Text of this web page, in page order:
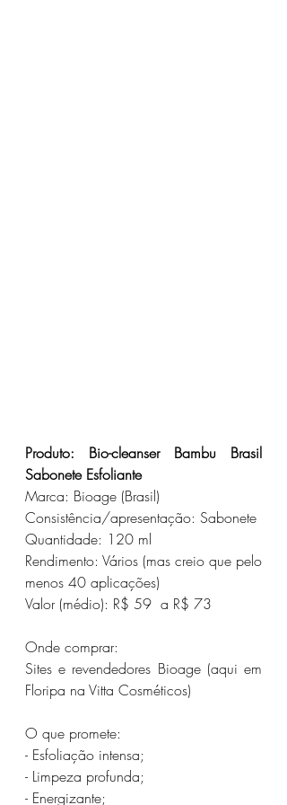
Produto: Bio-cleanser Bambu Brasil
Sabonete Esfoliante
Marca: Bioage (Brasil)
Consistência/apresentação: Sabonete
Quantidade: 120 ml
Rendimento: Vários (mas creio que pelo
menos 40 aplicações)
Valor (médio): R$ 59  a R$ 73
Onde comprar:
Sites e revendedores Bioage (aqui em
Floripa na Vitta Cosméticos)
O que promete:
- Esfoliação intensa;
- Limpeza profunda;
- Energizante;